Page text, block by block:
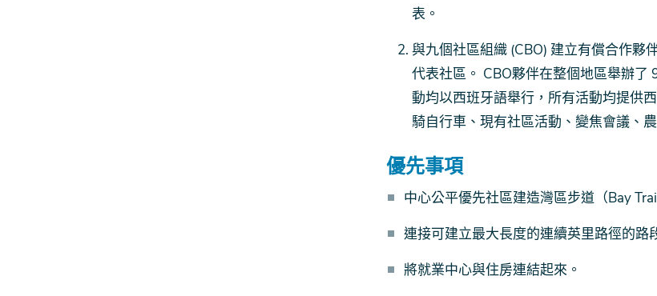
表。
與九個社區組織 (CBO) 建立有償合作夥
代表社區。 CBO夥伴在整個地區舉辦
動均以西班牙語舉行，所有活動均提供
騎自行車、現有社區活動、變焦會議、
優先事項
中心公平優先社區建造灣區步道（Bay
連接可建立最大長度的連續英里路徑的路
將就業中心與住房連結起來。